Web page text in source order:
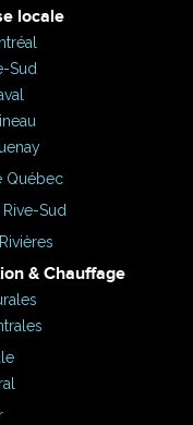
locale
Sud
Québec
Sud
& Chauffage